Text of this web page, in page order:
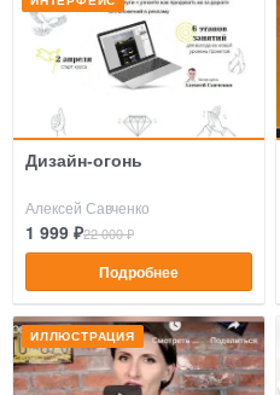
Дизайн-огонь
Алексей Савченко
1 999 ₽22 000 ₽
Подробнее
ИЛЛЮСТРАЦИЯ